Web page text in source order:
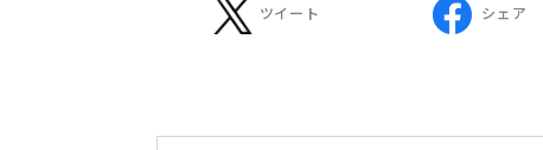
ツイート シェア